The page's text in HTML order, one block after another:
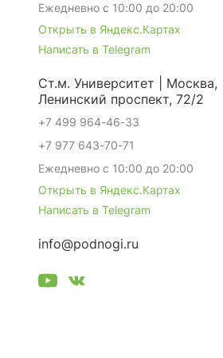
Ежедневно с 10:00 до 20:00
Открыть в Яндекс.Картах
Написать в Telegram
Ст.м. Университет | Москва,
Ленинский проспект, 72/2
+7 499 964-46-33
+7 977 643-70-71
Ежедневно с 10:00 до 20:00
Открыть в Яндекс.Картах
Написать в Telegram
info@podnogi.ru